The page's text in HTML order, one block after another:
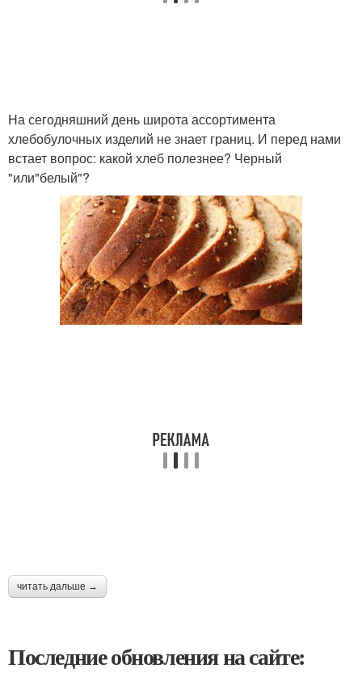
На сегодняшний день широта ассортимента
хлебобулочных изделий не знает границ. И перед нами
встает вопрос: какой хлеб полезнее? Черный
"или"белый"?
читать дальше →
Последние обновления на сайте: